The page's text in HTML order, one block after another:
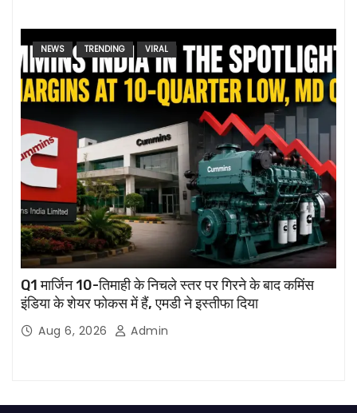
NEWS TRENDING VIRAL
Q1 मार्जिन 10-तिमाही के निचले स्तर पर गिरने के बाद कमिंस
इंडिया के शेयर फोकस में हैं, एमडी ने इस्तीफा दिया
Aug 6, 2026 Admin